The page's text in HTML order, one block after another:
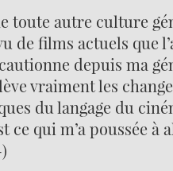
toute autre culture
de films actuels que
depuis ma
vraiment les
du langage du
ce qui m’a poussée